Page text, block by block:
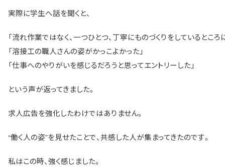
実際に学生へ話を聞くと、
「流れ作業ではなく、一つひとつ、丁寧にものづくりをしているところ
「溶接工の職人さんの姿がかっこよかった」
「仕事へのやりがいを感じるだろうと思ってエントリーした」
という声が返ってきました。
求人広告を強化したわけではありません。
“働く人の姿”を見せたことで、共感した人が集まってきたのです。
私はこの時、強く感じました。